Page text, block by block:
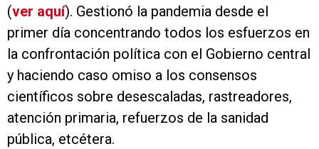
(ver aquí). Gestionó la pandemia desde el
primer día concentrando todos los esfuerzos en
la confrontación política con el Gobierno central
y haciendo caso omiso a los consensos
científicos sobre desescaladas, rastreadores,
atención primaria, refuerzos de la sanidad
pública, etcétera.